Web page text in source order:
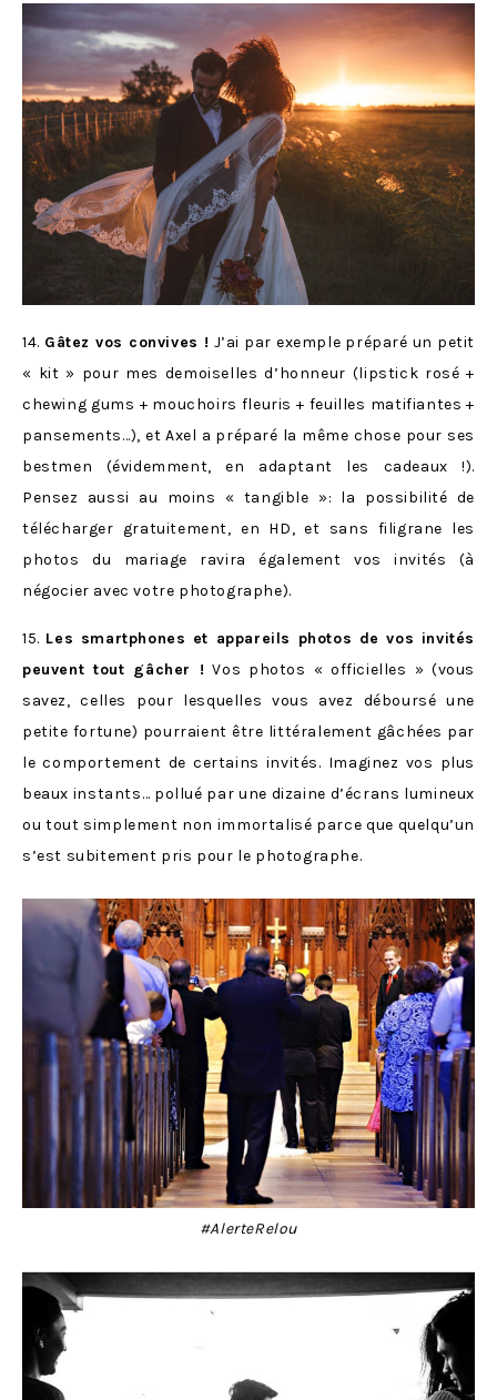
14. Gâtez vos convives ! J’ai par exemple préparé un petit
« kit » pour mes demoiselles d’honneur (lipstick rosé +
chewing gums + mouchoirs fleuris + feuilles matifiantes +
pansements…), et Axel a préparé la même chose pour ses
bestmen (évidemment, en adaptant les cadeaux !).
Pensez aussi au moins « tangible »: la possibilité de
télécharger gratuitement, en HD, et sans filigrane les
photos du mariage ravira également vos invités (à
négocier avec votre photographe).
15. Les smartphones et appareils photos de vos invités
peuvent tout gâcher ! Vos photos « officielles » (vous
savez, celles pour lesquelles vous avez déboursé une
petite fortune) pourraient être littéralement gâchées par
le comportement de certains invités. Imaginez vos plus
beaux instants… pollué par une dizaine d’écrans lumineux
ou tout simplement non immortalisé parce que quelqu’un
s’est subitement pris pour le photographe.
#AlerteRelou